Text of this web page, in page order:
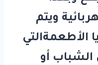
ويتم
الأطعمةالتي
أو